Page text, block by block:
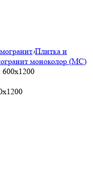
›Плитка и
моноколор (MC)